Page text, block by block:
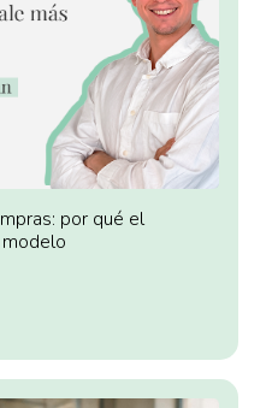
por qué el